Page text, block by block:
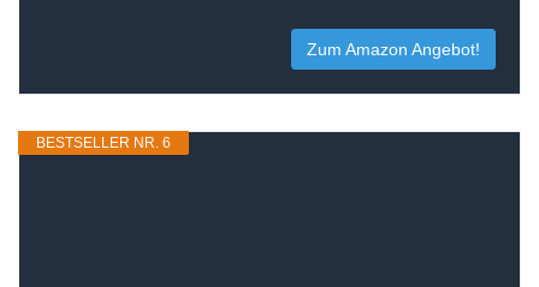
Zum Amazon Angebot!
BESTSELLER NR. 6